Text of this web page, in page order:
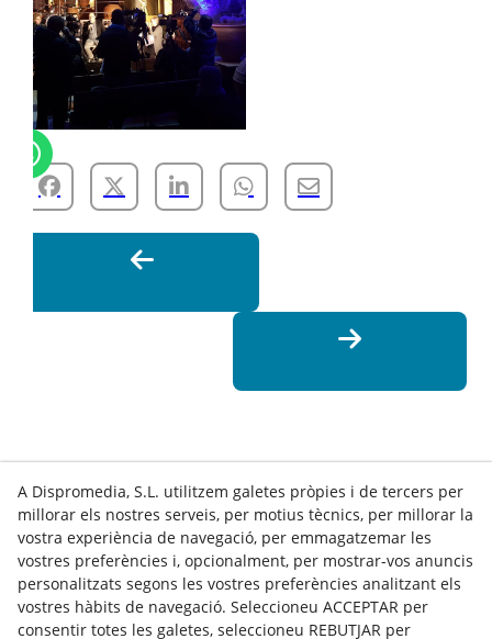
Contacte
A Dispromedia, S.L. utilitzem galetes pròpies i de tercers per
millorar els nostres serveis, per motius tècnics, per millorar la
vostra experiència de navegació, per emmagatzemar les
vostres preferències i, opcionalment, per mostrar-vos anuncis
personalitzats segons les vostres preferències analitzant els
vostres hàbits de navegació. Seleccioneu ACCEPTAR per
consentir totes les galetes, seleccioneu REBUTJAR per